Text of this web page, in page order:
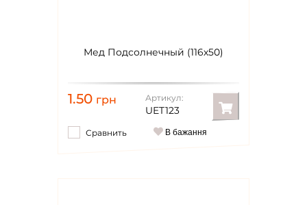
Мед Подсолнечный (116х50)
1.50 грн Артикул:
UET123
Сравнить В бажання